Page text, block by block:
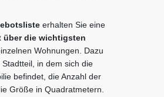
erhalten Sie eine
über die wichtigsten
Wohnungen. Dazu
in dem sich die
befindet, die Anzahl der
Größe in Quadratmetern.